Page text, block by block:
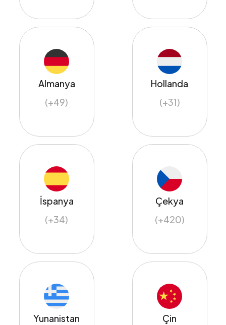
Almanya
(+49)
Hollanda
(+31)
İspanya
(+34)
Çekya
(+420)
Yunanistan
Çin